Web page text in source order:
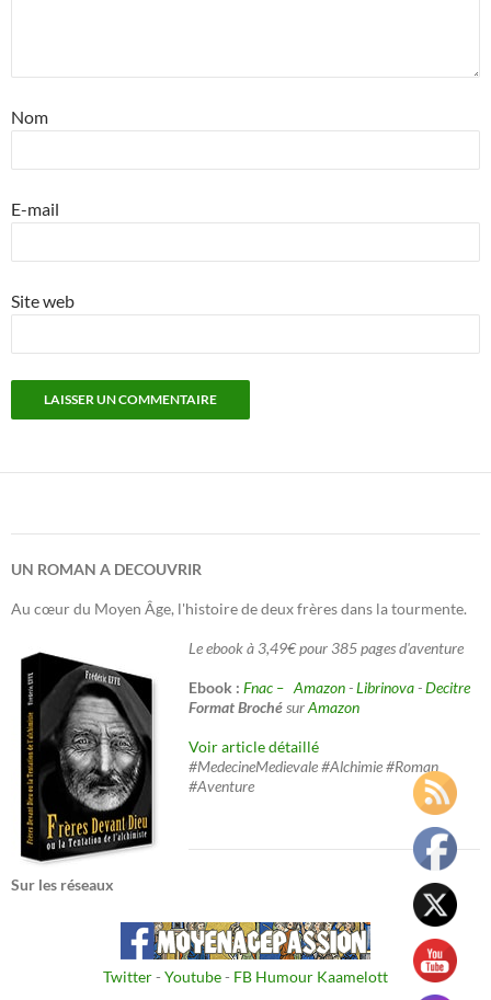
Nom
E-mail
Site web
UN ROMAN A DECOUVRIR
Au cœur du Moyen Âge, l'histoire de deux frères dans la tourmente.
Le ebook à 3,49€ pour 385 pages d'aventure
Ebook : Fnac – Amazon-Librinova-Decitre
Format BrochésurAmazon
Voir article détaillé
#MedecineMedievale #Alchimie #Roman
#Aventure
Sur les réseaux
Twitter- Youtube- FB Humour Kaamelott